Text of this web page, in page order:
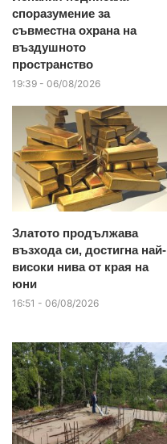
споразумение за
съвместна охрана на
въздушното
пространство
19:39 - 06/08/2026
Златото продължава
възхода си, достигна най-
високи нива от края на
юни
16:51 - 06/08/2026